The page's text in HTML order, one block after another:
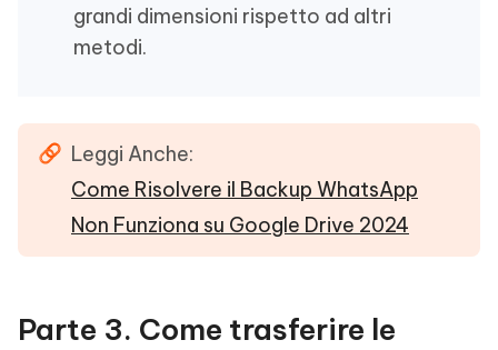
grandi dimensioni rispetto ad altri
metodi.
Leggi Anche:
Come Risolvere il Backup WhatsApp
Non Funziona su Google Drive 2024
Parte 3. Come trasferire le